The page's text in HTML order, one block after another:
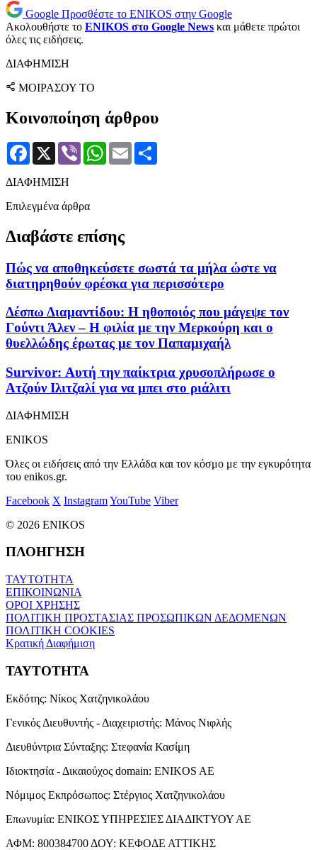
Google Προσθέστε το ENIKOS στην Google
Ακολουθήστε το ENIKOS στο Google News και μάθετε πρώτοι
όλες τις ειδήσεις.
ΔΙΑΦΗΜΙΣΗ
ΜΟΙΡΑΣΟΥ ΤΟ
Κοινοποίηση άρθρου
Facebook
X Viber WhatsApp
Email
ΔΙΑΦΗΜΙΣΗ
Επιλεγμένα άρθρα
Διαβάστε επίσης
Πώς να αποθηκεύσετε σωστά τα μήλα ώστε να
διατηρηθούν φρέσκα για περισσότερο
Δέσπω Διαμαντίδου: Η ηθοποιός που μάγεψε τον
Γούντι Άλεν – Η φιλία με την Μερκούρη και ο
θυελλώδης έρωτας με τον Παπαμιχαήλ
Survivor: Αυτή την παίκτρια χρυσοπλήρωσε ο
Ατζούν Ιλιτζαλί για να μπει στο ριάλιτι
ΔΙΑΦΗΜΙΣΗ
ENIKOS
Όλες οι ειδήσεις από την Ελλάδα και τον κόσμο με την εγκυρότητα
του enikos.gr.
Facebook X InstagramYouTube Viber
© 2026 ENIKOS
ΠΛΟΗΓΗΣΗ
ΤΑΥΤΟΤΗΤΑ
ΕΠΙΚΟΙΝΩΝΙΑ
ΟΡΟΙ ΧΡΗΣΗΣ
ΠΟΛΙΤΙΚΗ ΠΡΟΣΤΑΣΙΑΣ ΠΡΟΣΩΠΙΚΩΝ ΔΕΔΟΜΕΝΩΝ
ΠΟΛΙΤΙΚΗ COOKIES
Κρατική Διαφήμιση
ΤΑΥΤΟΤΗΤΑ
Εκδότης: Νίκος Χατζηνικολάου
Γενικός Διευθυντής - Διαχειριστής: Μάνος Νιφλής
Διευθύντρια Σύνταξης: Στεφανία Κασίμη
Ιδιοκτησία - Δικαιούχος domain: ENIKOS AE
Νόμιμος Εκπρόσωπος: Στέργιος Χατζηνικολάου
Επωνυμία: ΕΝΙΚΟΣ ΥΠΗΡΕΣΙΕΣ ΔΙΑΔΙΚΤΥΟΥ ΑΕ
ΑΦΜ: 800384700 ΔΟΥ: ΚΕΦΟΔΕ ΑΤΤΙΚΗΣ